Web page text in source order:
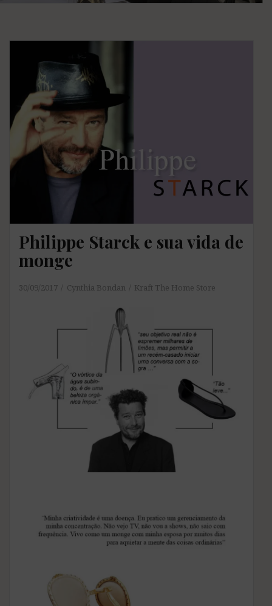
Philippe Starck e sua vida de
monge
30/09/2017 Cynthia Bondan Kraft The Home Store